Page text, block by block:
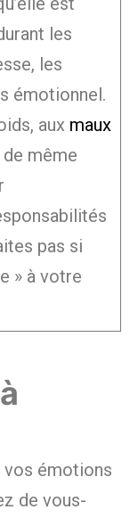
les
les
émotionnel.
aux maux
même
pas si
» à votre
vos émotions
de vous-